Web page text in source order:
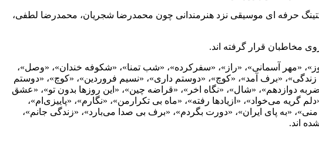
حرفه ای موسیقی نزد هنرمندانی چون محمدرضا شجریان، محمدرضا لطفی،
مخاطبان قرار گرفته اند.
«مهر آسمانی»، «راز»، «سفرکرده»، «شب تمنا»، «شکوفه خندان»، «وصل»،
«برف آمد»، «کوچ»، «دوستم داری»، «نسیم فروردین»، «کوچ»، «دوستم
دوازدهم»، «شال»، «نگاه اخر»، «قراضه چین»، «این روزها بدون تو»، «عشق
می‌خواد»، «ازیادها رفته»، «ماه بی تکرارمن»، «نگارم»، «پاییزی‌ام»،
«به پای ایران»، «دورت بگردم»، «برف بی صدا می‌بارد»، «زندگی جانم»،
اند.